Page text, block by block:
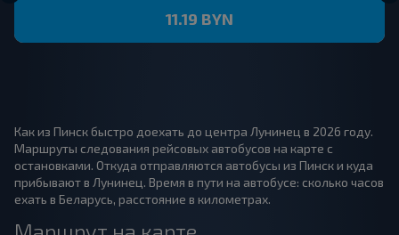
11.19 BYN
Как из Пинск быстро доехать до центра Лунинец в 2026 году.
Маршруты следования рейсовых автобусов на карте с
остановками. Откуда отправляются автобусы из Пинск и куда
прибывают в Лунинец. Время в пути на автобусе: сколько часов
ехать в Беларусь, расстояние в километрах.